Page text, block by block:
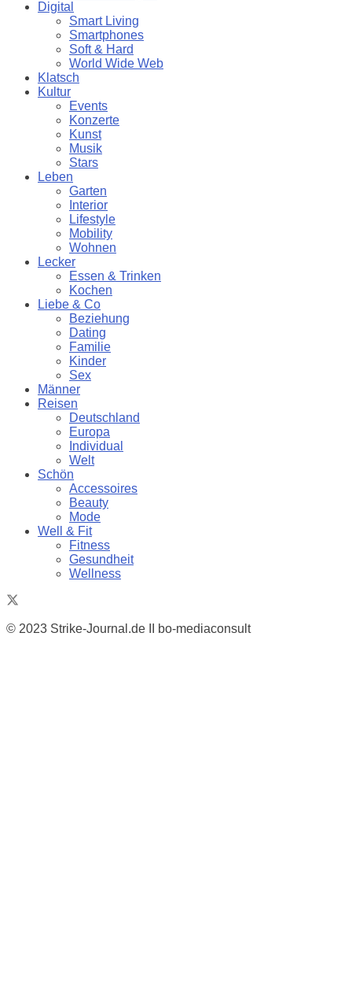
Digital
Smart Living
Smartphones
Soft & Hard
World Wide Web
Klatsch
Kultur
Events
Konzerte
Kunst
Musik
Stars
Leben
Garten
Interior
Lifestyle
Mobility
Wohnen
Lecker
Essen & Trinken
Kochen
Liebe & Co
Beziehung
Dating
Familie
Kinder
Sex
Männer
Reisen
Deutschland
Europa
Individual
Welt
Schön
Accessoires
Beauty
Mode
Well & Fit
Fitness
Gesundheit
Wellness
© 2023 Strike-Journal.de II bo-mediaconsult